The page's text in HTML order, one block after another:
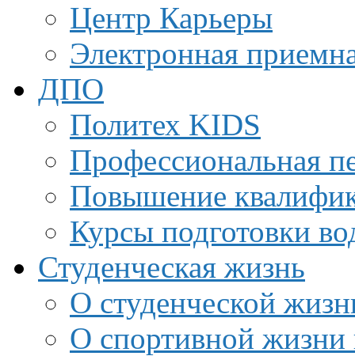
Центр Карьеры
Электронная
ДПО
Политех KIDS
Профессиональная
Повышение
Курсы подготовки
Студенческая жизнь
О студенческой
О спортивной жизни